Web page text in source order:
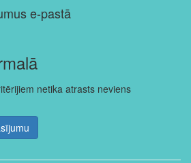
e-pastā
netika atrasts neviens